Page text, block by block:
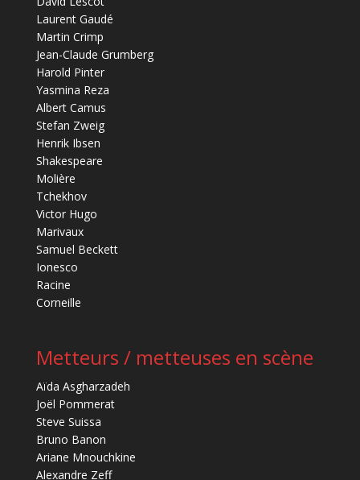
Laurent Gaudé
Martin Crimp
Jean-Claude Grumberg
Harold Pinter
Yasmina Reza
Albert Camus
Stefan Zweig
Henrik Ibsen
Shakespeare
Molière
Tchekhov
Victor Hugo
Marivaux
Samuel Beckett
Ionesco
Racine
Corneille
Metteurs / metteuses en scène
Aïda Asgharzadeh
Joël Pommerat
Steve Suissa
Bruno Banon
Ariane Mnouchkine
Alexandre Zeff